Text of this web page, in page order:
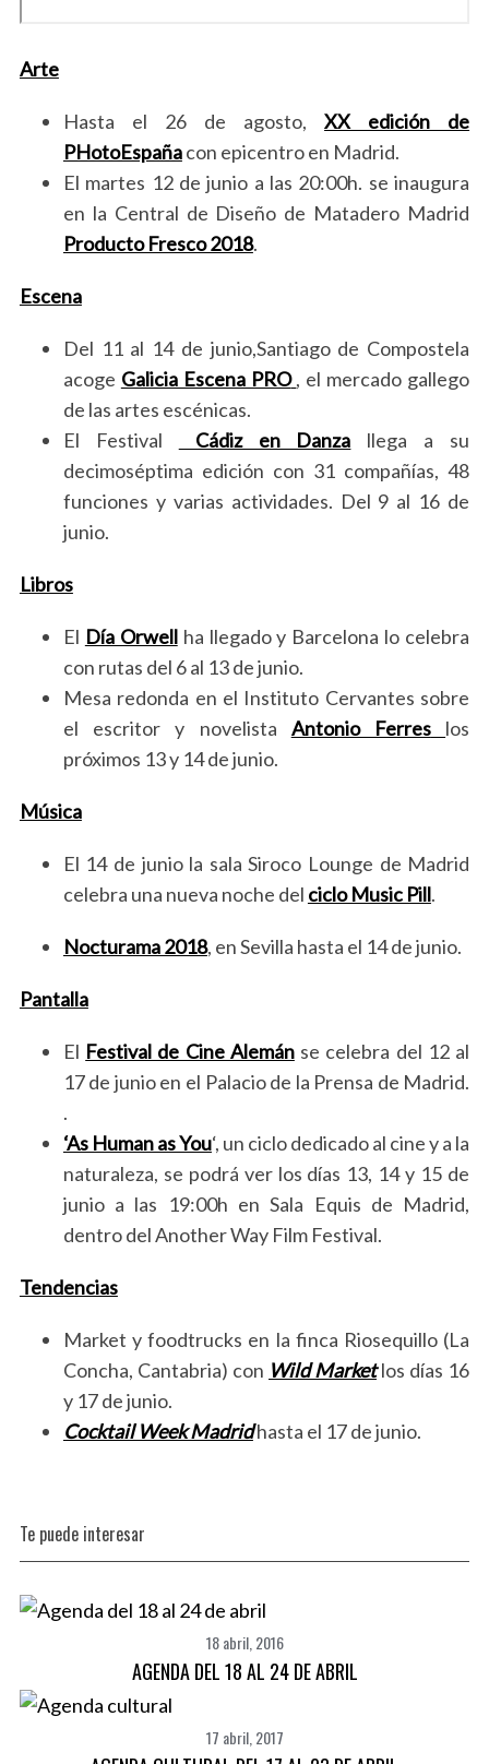
Arte
Hasta el 26 de agosto,XX edición de
PHotoEspañacon epicentro en Madrid.
El martes 12 de junio a las 20:00h. se inaugura
en la Central de Diseño de Matadero Madrid
Producto Fresco 2018.
Escena
Del 11 al 14 de junio,Santiago de Compostela
acoge Galicia Escena PRO , el mercado gallego
de las artes escénicas.
El Festival
Cádiz en Danza llega a su
decimoséptima edición con 31 compañías, 48
funciones y varias actividades. Del 9 al 16 de
junio.
Libros
El Día Orwellha llegado y Barcelona lo celebra
con rutas del 6 al 13 de junio.
Mesa redonda en el Instituto Cervantes sobre
el escritor y novelista Antonio Ferres
los
próximos 13 y 14 de junio.
Música
El 14 de junio la sala Siroco Lounge de Madrid
celebra una nueva noche del ciclo Music Pill.
Nocturama 2018, en Sevilla hasta el 14 de junio.
Pantalla
El Festival de Cine Alemánse celebra del 12 al
17 de junio en el Palacio de la Prensa de Madrid.
.
‘As Human as You‘, un ciclo dedicado al cine y a la
naturaleza, se podrá ver los días 13, 14 y 15 de
junio a las 19:00h en Sala Equis de Madrid,
dentro del Another Way Film Festival.
Tendencias
Market y foodtrucks en la finca Riosequillo (La
Concha, Cantabria) con Wild Marketlos días 16
y 17 de junio.
Cocktail Week Madridhasta el 17 de junio.
Te puede interesar
18 abril, 2016
AGENDA DEL 18 AL 24 DE ABRIL
17 abril, 2017
S
e
a
f